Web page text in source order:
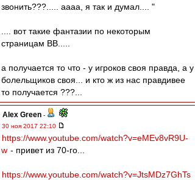
звонить???..... аааа, я так и думал.... "
.... вот такие фантазии по некоторым
страницам ВВ.....
а получается то что - у игроков своя правда, а у
болельщиков своя... и кто ж из нас правдивее
то получается ???...
Alex Green -
30 ноя 2017 22:10
https://www.youtube.com/watch?v=eMEv8vR9U-
w - привет из 70-го...
https://www.youtube.com/watch?v=JtsMDz7GhTs